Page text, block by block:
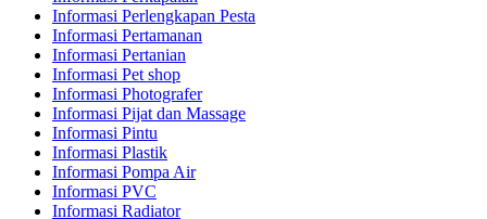
Informasi Perlengkapan Pesta
Informasi Pertamanan
Informasi Pertanian
Informasi Pet shop
Informasi Photografer
Informasi Pijat dan Massage
Informasi Pintu
Informasi Plastik
Informasi Pompa Air
Informasi PVC
Informasi Radiator